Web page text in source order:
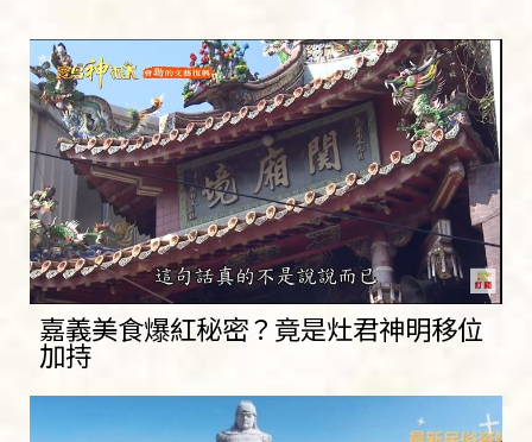
嘉義美食爆紅秘密？竟是灶君神明移位
加持